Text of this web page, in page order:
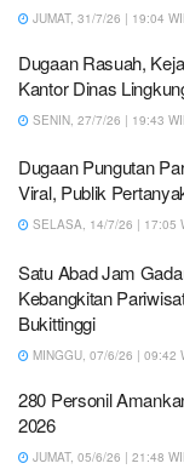
JUMAT, 31/7/26 | 19:04
Dugaan Rasuah,
Kantor Dinas
SENIN, 27/7/26 | 19:43
Dugaan Pungutan
Viral, Publik
SELASA, 14/7/26 | 17:05
Satu Abad Jam
Kebangkitan
Bukittinggi
MINGGU, 07/6/26 | 09:42
280 Personil
2026
JUMAT, 05/6/26 | 21:48